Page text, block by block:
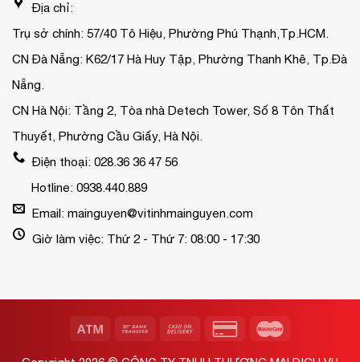
Địa chỉ:
Trụ sở chính: 57/40 Tô Hiệu, Phường Phú Thạnh,Tp.HCM.
CN Đà Nẵng: K62/17 Hà Huy Tập, Phường Thanh Khê, Tp.Đà
Nẵng.
CN Hà Nội: Tầng 2, Tòa nhà Detech Tower, Số 8 Tôn Thất
Thuyết, Phường Cầu Giấy, Hà Nội.
Điện thoại: 028.36 36 47 56
Hotline: 0938.440.889
Email: mainguyen@vitinhmainguyen.com
Giờ làm việc: Thứ 2 - Thứ 7: 08:00 - 17:30